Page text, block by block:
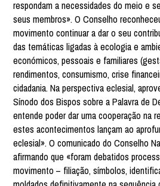
respondam a necessidades do meio e
seus membros». O Conselho
movimento continuar a dar o seu
das temáticas ligadas à ecologia e
económicos, pessoais e familiares
rendimentos, consumismo, crise
cidadania. Na perspectiva eclesial,
Sínodo dos Bispos sobre a Palavra de
entende poder dar uma cooperação na
estes acontecimentos lançam ao
eclesial». O comunicado do Conselho
afirmando que «foram debatidos
movimento – filiação, símbolos,